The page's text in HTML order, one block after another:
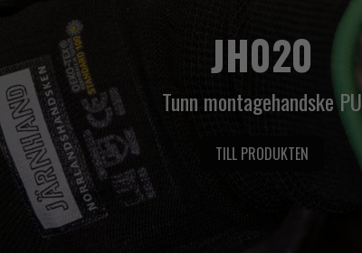
JH020
Tunn montagehandske PU
TILL PRODUKTEN